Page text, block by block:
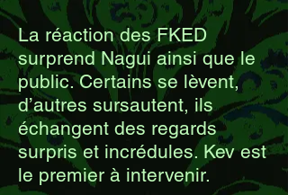
La réaction des FKED
surprend Nagui ainsi que le
public. Certains se lèvent,
d’autres sursautent, ils
échangent des regards
surpris et incrédules. Kev est
le premier à intervenir.